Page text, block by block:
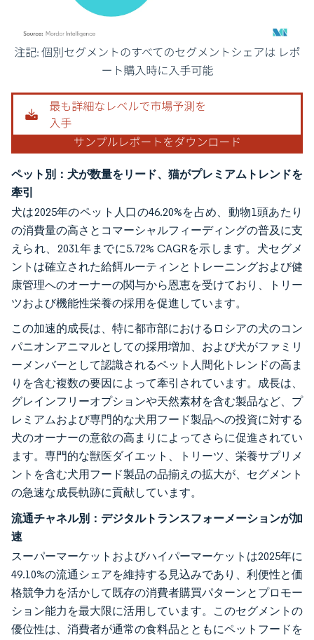
画像 © Mordor Intelligence。再利用にはCC BY 4.0の表示が必要です。
ペット別：犬が数量をリード、猫がプレミアムトレンドを
牽引
犬は2025年のペット人口の46.20%を占め、動物1頭あたり
の消費量の高さとコマーシャルフィーディングの普及に支
えられ、2031年までに5.72% CAGRを示します。犬セグメ
ントは確立された給餌ルーティンとトレーニングおよび健
康管理へのオーナーの関与から恩恵を受けており、トリー
ツおよび機能性栄養の採用を促進しています。
この加速的成長は、特に都市部におけるロシアの犬のコン
パニオンアニマルとしての採用増加、および犬がファミリ
ーメンバーとして認識されるペット人間化トレンドの高ま
りを含む複数の要因によって牽引されています。成長は、
グレインフリーオプションや天然素材を含む製品など、プ
レミアムおよび専門的な犬用フード製品への投資に対する
犬のオーナーの意欲の高まりによってさらに促進されてい
ます。専門的な獣医ダイエット、トリーツ、栄養サプリメ
ントを含む犬用フード製品の品揃えの拡大が、セグメント
の急速な成長軌跡に貢献しています。
流通チャネル別：デジタルトランスフォーメーションが加
速
スーパーマーケットおよびハイパーマーケットは2025年に
49.10%の流通シェアを維持する見込みであり、利便性と価
格競争力を活かして既存の消費者購買パターンとプロモー
ション能力を最大限に活用しています。このセグメントの
優位性は、消費者が通常の食料品とともにペットフードを